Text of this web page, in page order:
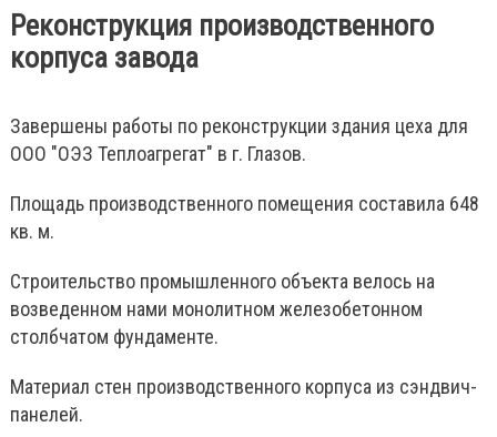
Реконструкция производственного
корпуса завода
Завершены работы по реконструкции здания цеха для
ООО "ОЭЗ Теплоагрегат" в г. Глазов.
Площадь производственного помещения составила 648
кв. м.
Строительство промышленного объекта велось на
возведенном нами монолитном железобетонном
столбчатом фундаменте.
Материал стен производственного корпуса из сэндвич-
панелей.